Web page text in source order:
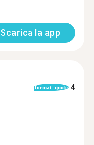
Scarica la app
format_quote 4